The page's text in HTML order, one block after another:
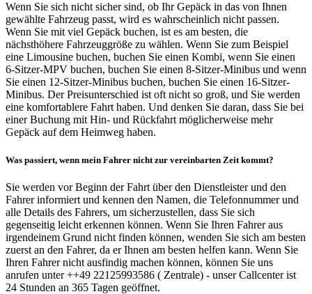
Wenn Sie sich nicht sicher sind, ob Ihr Gepäck in das von Ihnen
gewählte Fahrzeug passt, wird es wahrscheinlich nicht passen.
Wenn Sie mit viel Gepäck buchen, ist es am besten, die
nächsthöhere Fahrzeuggröße zu wählen. Wenn Sie zum Beispiel
eine Limousine buchen, buchen Sie einen Kombi, wenn Sie einen
6-Sitzer-MPV buchen, buchen Sie einen 8-Sitzer-Minibus und wenn
Sie einen 12-Sitzer-Minibus buchen, buchen Sie einen 16-Sitzer-
Minibus. Der Preisunterschied ist oft nicht so groß, und Sie werden
eine komfortablere Fahrt haben. Und denken Sie daran, dass Sie bei
einer Buchung mit Hin- und Rückfahrt möglicherweise mehr
Gepäck auf dem Heimweg haben.
Was passiert, wenn mein Fahrer nicht zur vereinbarten Zeit kommt?
Sie werden vor Beginn der Fahrt über den Dienstleister und den
Fahrer informiert und kennen den Namen, die Telefonnummer und
alle Details des Fahrers, um sicherzustellen, dass Sie sich
gegenseitig leicht erkennen können. Wenn Sie Ihren Fahrer aus
irgendeinem Grund nicht finden können, wenden Sie sich am besten
zuerst an den Fahrer, da er Ihnen am besten helfen kann. Wenn Sie
Ihren Fahrer nicht ausfindig machen können, können Sie uns
anrufen unter ++49 22125993586 ( Zentrale) - unser Callcenter ist
24 Stunden an 365 Tagen geöffnet.